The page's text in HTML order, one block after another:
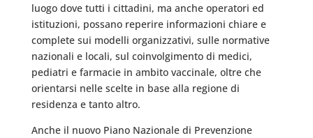
luogo dove tutti i cittadini, ma anche operatori ed
istituzioni, possano reperire informazioni chiare e
complete sui modelli organizzativi, sulle normative
nazionali e locali, sul coinvolgimento di medici,
pediatri e farmacie in ambito vaccinale, oltre che
orientarsi nelle scelte in base alla regione di
residenza e tanto altro.
Anche il nuovo Piano Nazionale di Prevenzione